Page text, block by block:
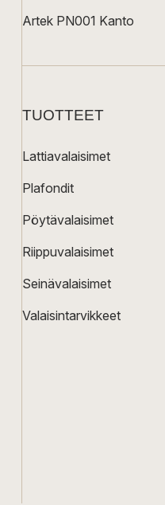
Artek PN001 Kanto
TUOTTEET
Lattiavalaisimet
Plafondit
Pöytävalaisimet
Riippuvalaisimet
Seinävalaisimet
Valaisintarvikkeet